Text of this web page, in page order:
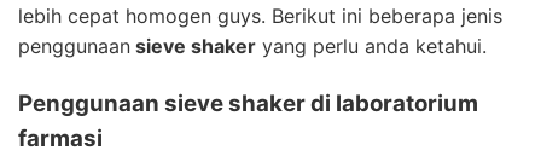
lebih cepat homogen guys. Berikut ini beberapa jenis
penggunaan sieve shaker yang perlu anda ketahui.
Penggunaan sieve shaker di laboratorium
farmasi